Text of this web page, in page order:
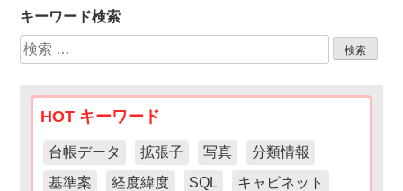
キーワード検索
検
索:
HOT キーワード
台帳データ 拡張子 写真
分類情報
基準案
経度緯度 SQL
キャビネット